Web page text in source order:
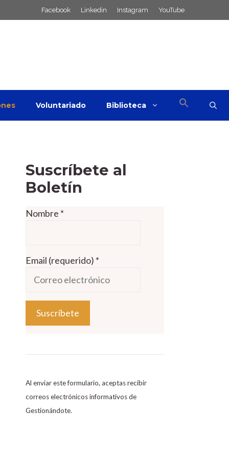
Facebook Linkedin Instagram YouTube
Voluntariado Biblioteca
Suscríbete al
Boletín
Nombre *
Email (requerido) *
o
s
t
a
Al enviar este formulario, aceptas recibir
correos electrónicos informativos de
Gestionándote.